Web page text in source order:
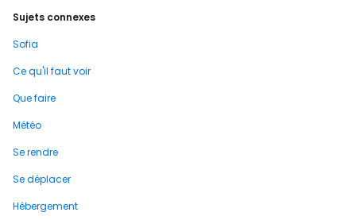
Sujets connexes
Sofia
Ce qu'il faut voir
Que faire
Météo
Se rendre
Se déplacer
Hébergement